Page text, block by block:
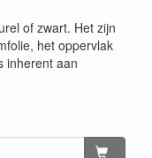
of zwart. Het zijn
het oppervlak
inherent aan